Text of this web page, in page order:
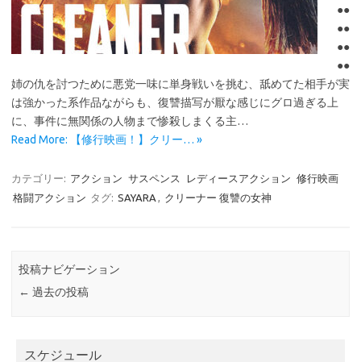
●●
●●
●●
●●
姉の仇を討つために悪党一味に単身戦いを挑む、舐めてた相手が実
は強かった系作品ながらも、復讐描写が厭な感じにグロ過ぎる上
に、事件に無関係の人物まで惨殺しまくる主…
Read More: 【修行映画！】クリー… »
カテゴリー: アクション サスペンス レディースアクション 修行映画
格闘アクション タグ: SAYARA , クリーナー 復讐の女神
投稿ナビゲーション
← 過去の投稿
スケジュール